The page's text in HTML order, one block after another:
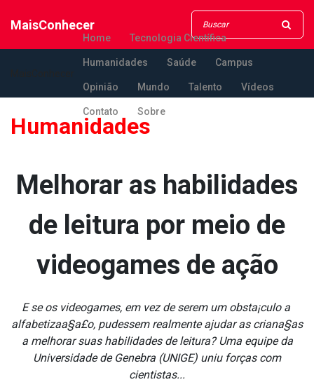
MaisConhecer
Home Tecnologia Científica
Humanidades Saúde Campus
Opinião Mundo Talento Vídeos
Contato Sobre
Humanidades
Melhorar as habilidades
de leitura por meio de
videogames de ação
E se os videogames, em vez de serem um obsta¡culo a
alfabetizaa§a£o, pudessem realmente ajudar as criana§as
a melhorar suas habilidades de leitura? Uma equipe da
Universidade de Genebra (UNIGE) uniu forças com
cientistas...